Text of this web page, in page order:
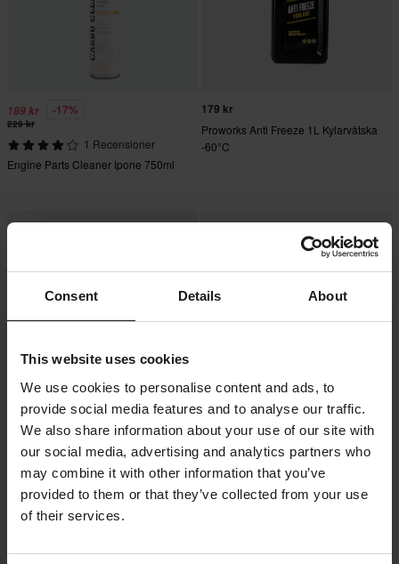
Consent Details About
This website uses cookies
We use cookies to personalise content and ads, to
provide social media features and to analyse our traffic.
We also share information about your use of our site with
our social media, advertising and analytics partners who
may combine it with other information that you’ve
provided to them or that they’ve collected from your use
of their services.
189 kr -17%
229 kr
1 Recensioner
Engine Parts Cleaner Ipone 750ml
179 kr
Proworks Anti Freeze 1L Kylarvätska
-60°C
169 kr -32%
249 kr
2 Recensioner
Kylarvätska Bel-Ray Moto Chill
Racing
209 kr
229 kr
10 Recensioner
Bromsrengöring Ipone 750ml